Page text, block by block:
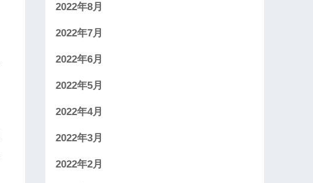
2022年8月
2022年7月
2022年6月
2022年5月
2022年4月
2022年3月
2022年2月